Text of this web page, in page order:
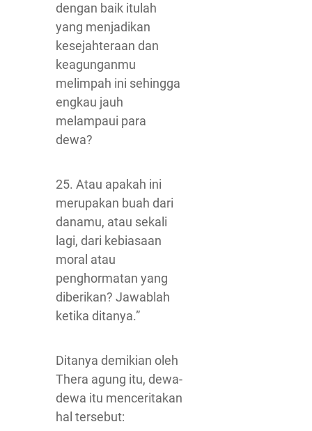
dengan baik itulah
yang menjadikan
kesejahteraan dan
keagunganmu
melimpah ini sehingga
engkau jauh
melampaui para
dewa?
25. Atau apakah ini
merupakan buah dari
danamu, atau sekali
lagi, dari kebiasaan
moral atau
penghormatan yang
diberikan? Jawablah
ketika ditanya.”
Ditanya demikian oleh
Thera agung itu, dewa-
dewa itu menceritakan
hal tersebut: